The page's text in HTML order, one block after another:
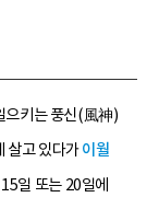
으키는 풍신(風神)
살고 있다가이월
일 또는 20일에